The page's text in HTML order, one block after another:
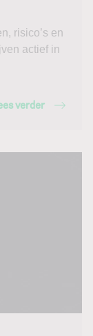
risico’s en
actief in
verder